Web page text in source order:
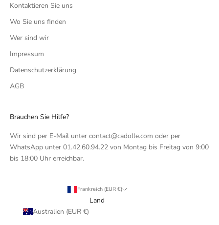
Kontaktieren Sie uns
Wo Sie uns finden
Wer sind wir
Impressum
Datenschutzerklärung
AGB
Brauchen Sie Hilfe?
Wir sind per E-Mail unter contact@cadolle.com oder per
WhatsApp unter 01.42.60.94.22 von Montag bis Freitag von 9:00
bis 18:00 Uhr erreichbar.
Frankreich (EUR €)
Land
Australien (EUR €)